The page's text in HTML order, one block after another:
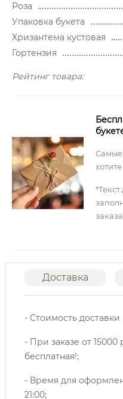
Роза
Упаковка букета
Хризантема кустовая
Гортензия
Рейтинг товара:
Самые
заказа
Доставка
- Стоимость
- При заказе от 15000
бесплатная!;
- Время для
21:00;